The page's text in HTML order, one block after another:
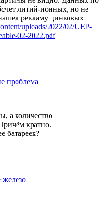
литий-ионных, но не
рекламу цинковых
uploads/2022/02/UEP-
02-2022.pdf
проблема
а количество
кратно.
батареек?
железо